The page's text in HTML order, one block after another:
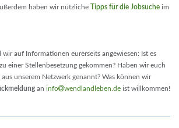
haben wir nützliche Tipps für die Jobsuche im
wir auf Informationen eurerseits angewiesen: Ist es
einer Stellenbesetzung gekommen? Haben wir euch
unserem Netzwerk genannt? Was können wir
an info wendlandleben.de ist willkommen!